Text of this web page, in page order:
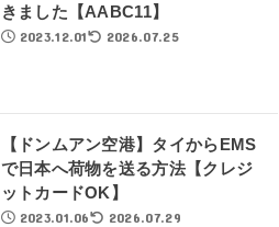
きました【AABC11】
2023.12.01 2026.07.25
【ドンムアン空港】タイからEMS
で日本へ荷物を送る方法【クレジ
ットカードOK】
2023.01.06 2026.07.29